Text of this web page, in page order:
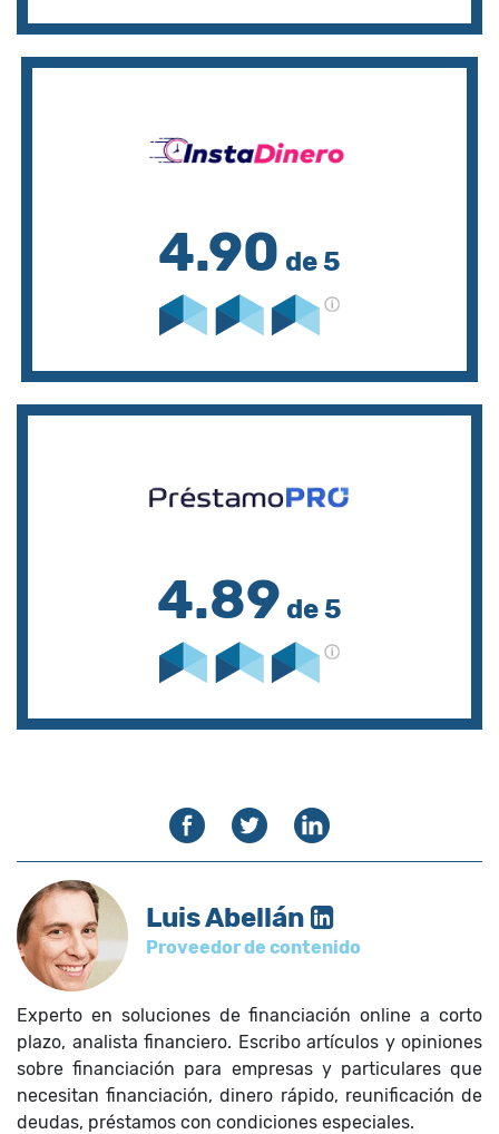
4.90 de 5
4.89 de 5
Luis Abellán
Proveedor de contenido
Experto en soluciones de financiación online a corto
plazo, analista financiero. Escribo artículos y opiniones
sobre financiación para empresas y particulares que
necesitan financiación, dinero rápido, reunificación de
deudas, préstamos con condiciones especiales.